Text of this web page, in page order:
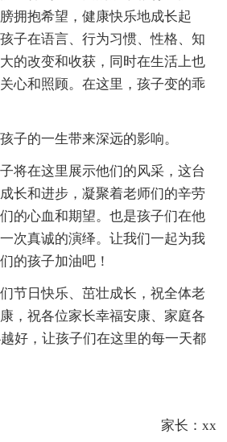
拥抱希望，健康快乐地成长起
子在语言、行为习惯、性格、知
的改变和收获，同时在生活上也
心和照顾。在这里，孩子变的乖
子的一生带来深远的影响。
将在这里展示他们的风采，这台
长和进步，凝聚着老师们的辛劳
的心血和期望。也是孩子们在他
次真诚的演绎。让我们一起为我
的孩子加油吧！
节日快乐、茁壮成长，祝全体老
，祝各位家长幸福安康、家庭各
好，让孩子们在这里的每一天都
家长：xx